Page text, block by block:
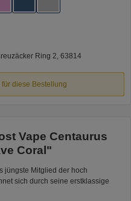
Ring 2, 63814
diese Bestellung
Vape Centaurus
Coral"
jüngste Mitglied der hoch
sich durch seine erstklassige